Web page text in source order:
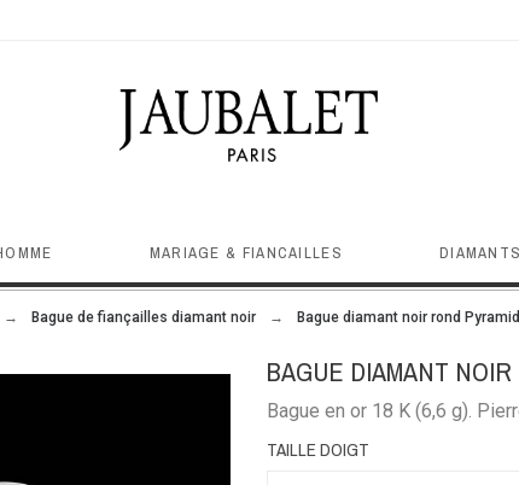
MARIAGE & FIANCAILLES
Bague de fiançailles diamant noir Bague diamant noir rond
BAGUE DIAMANT
Bague en or 18 K (6,6 g).
TAILLE DOIGT